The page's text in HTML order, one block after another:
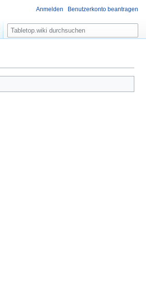
Anmelden Benutzerkonto beantragen
S
u
e